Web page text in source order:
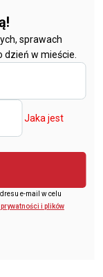
sprawach
dzień w mieście.
Jaka jest
e-mail w celu
i plików